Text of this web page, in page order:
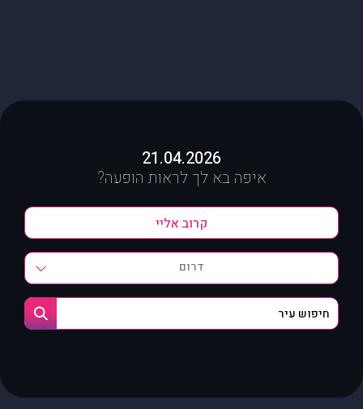
21.04.2026
איפה בא לך לראות הופעה?
דרום